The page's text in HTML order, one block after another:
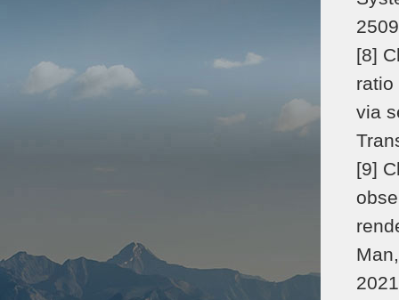
[8]
ratio
via
[9]